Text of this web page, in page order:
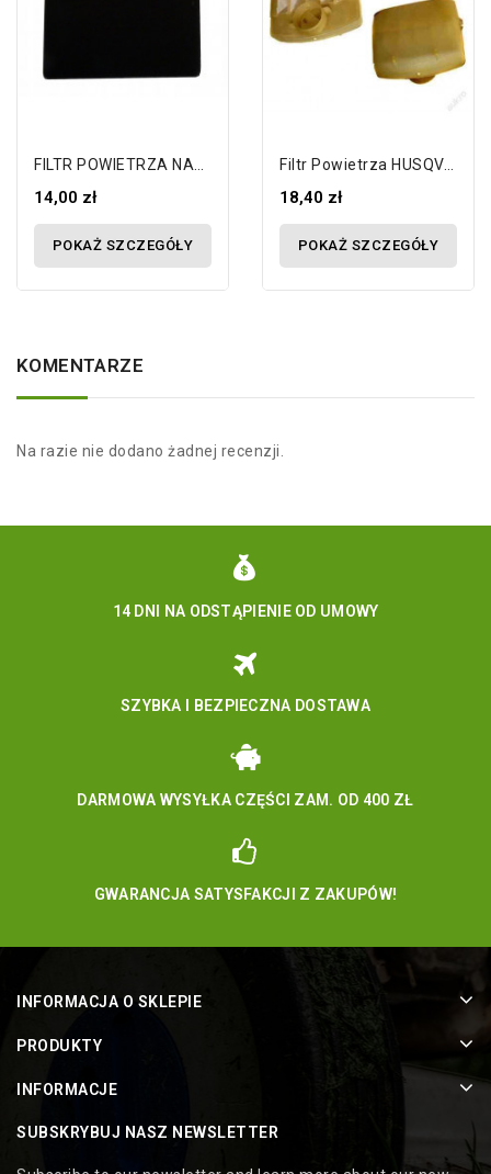
FILTR POWIETRZA NAC GERMAN TB40S01 HUSAR
14,00 zł
POKAŻ SZCZEGÓŁY
Filtr Powietrza HUSQVARNA 340 345 346...
18,40 zł
POKAŻ SZCZEGÓŁY
KOMENTARZE
Na razie nie dodano żadnej recenzji.
14 DNI NA ODSTĄPIENIE OD UMOWY
SZYBKA I BEZPIECZNA DOSTAWA
DARMOWA WYSYŁKA CZĘŚCI ZAM. OD 400 ZŁ
GWARANCJA SATYSFAKCJI Z ZAKUPÓW!
INFORMACJA O SKLEPIE
PRODUKTY
INFORMACJE
SUBSKRYBUJ NASZ NEWSLETTER